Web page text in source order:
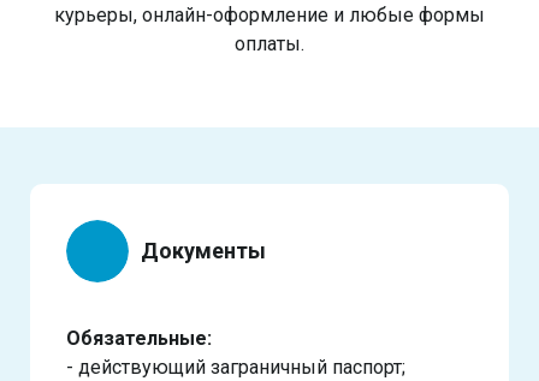
курьеры, онлайн-оформление и любые формы
оплаты.
Документы
Обязательные:
- действующий заграничный паспорт;